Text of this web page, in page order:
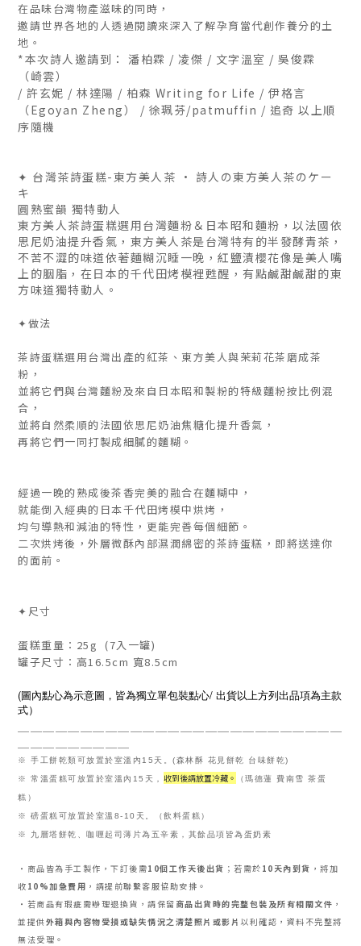
在品味台灣物產滋味的同時，
邀請世界各地的人透過閱讀來深入了解孕育當代創作養分的土
地。
*本次詩人邀請到： 潘柏霖 / 凌傑 / 文字溫室 / 吳俊霖
（崎雲）
/ 許玄妮 / 林達陽 / 柏森 Writing for Life / 伊格言
（Egoyan Zheng） / 徐珮芬/patmuffin / 追奇 以上順
序隨機
✦ 台灣茶詩蛋糕-東方美人茶 • 詩人の東方美人茶のケー
キ
圓熟蜜韻 獨特動人
東方美人茶詩蛋糕選用台灣麵粉＆日本昭和麵粉，以法國依
思尼奶油提升香氣，東方美人茶是台灣特有的半發酵青茶，
不苦不澀的味道依著麵糊沉睡一晚，紅鹽漬櫻花像是美人嘴
上的胭脂，在日本的千代田烤模裡甦醒，有點鹹甜鹹甜的東
方味道獨特動人。
✦做法
茶詩蛋糕選用台灣出產的紅茶、東方美人與茉莉花茶磨成茶
粉，
並將它們與台灣麵粉及來自日本昭和製粉的特級麵粉按比例混
合，
並將自然柔順的法國依思尼奶油焦糖化提升香氣，
再將它們一同打製成細膩的麵糊。
經過一晚的熟成後茶香完美的融合在麵糊中，
就能倒入經典的日本千代田烤模中烘烤，
均勻導熱和減油的特性，更能完善每個細節。
二次烘烤後，外層微酥內部濕潤綿密的茶詩蛋糕，即將送達你
的面前。
✦尺寸
蛋糕重量：25g (7入一罐)
罐子尺寸：高16.5cm 寬8.5cm
(圖內點心為示意圖，皆為獨立單包裝點心/ 出貨以上方列出品項為主款
式）
※ 手工餅乾類可放置於室溫內15天。(森林酥 花見餅乾 台味餅乾)
※ 常溫蛋糕可放置於室溫內15天， 收到後請放置冷藏。 （瑪德蓮 費南雪 茶蛋
糕）
※ 磅蛋糕可放置於室溫8-10天。（飲料蛋糕）
※ 九層塔餅乾、咖喱起司薄片為五辛素，其餘品項皆為蛋奶素
・商品皆為手工製作，下訂後需10個工作天後出貨 ；若需於 10天內到貨 ，將加
收 10%加急費用 ，請提前聯繫客服協助安排。
・若商品有瑕疵需辦理退換貨，請保留 商品出貨時的完整包裝及所有相關文件 ，
並提供外箱與內容物受損或缺失情況之清楚照片或影片 以利確認，資料不完整將
無法受理。